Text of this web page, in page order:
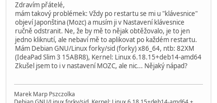
Zdravím přátelé,
mám takový problémek: Vždy po restartu se mi u "klávesnice"
objeví Japonština (Mozc) a musím ji v Nastavení klávesnice
ručně odstranit. Ne, že by mě to nějak obtěžovalo, je to jen
jedno kliknutí, ale nebaví mě to aplikovat po každém restartu.
Mám Debian GNU/Linux forky/sid (forky) x86_64, ntb: 82XM
(IdeaPad Slim 3 15ABR8), Kernel: Linux 6.18.15+deb14-amd64
Zkušel jsem to i v nastavení MOZC, ale nic... Nějaký nápad?
Marek Marp Pszczolka